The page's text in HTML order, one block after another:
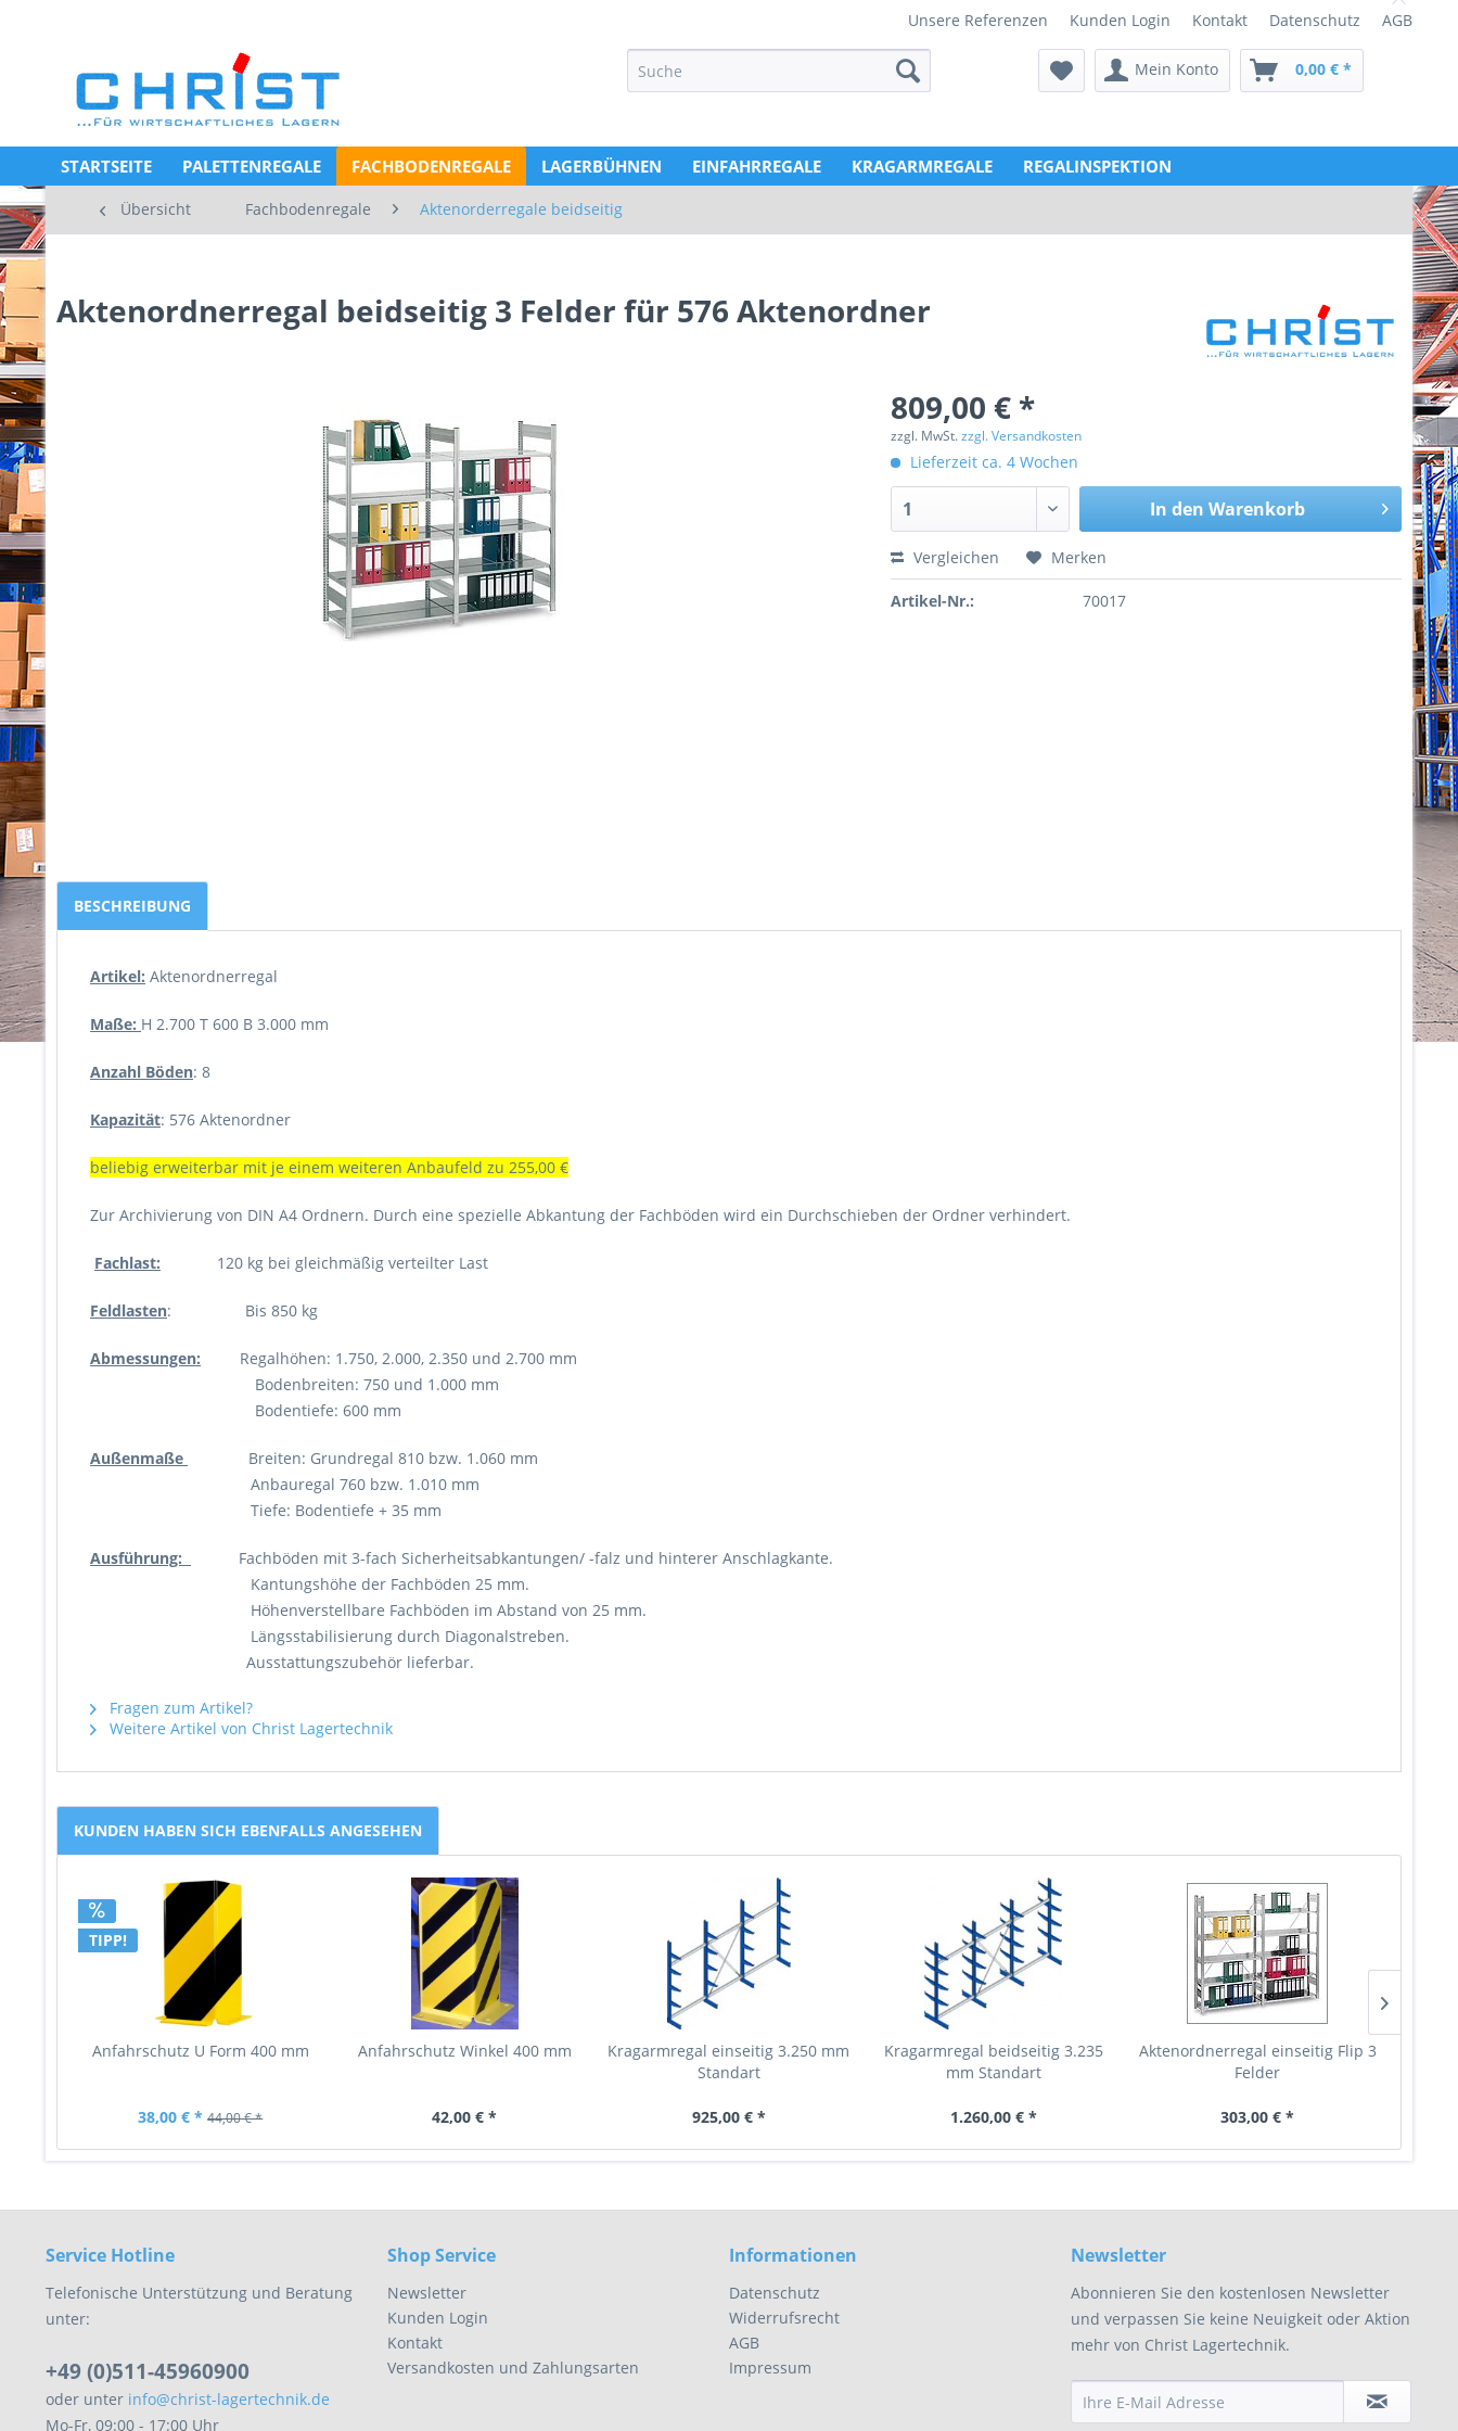
Unsere Referenzen Kunden Login Kontakt Datenschutz AGB
Mein Konto 0,00 € *
STARTSEITE PALETTENREGALE FACHBODENREGALE LAGERBÜHNEN EINFAHRREGALE KRAGARMREGALE REGALINSPEKTION
Übersicht Fachbodenregale Aktenorderregale beidseitig
Aktenordnerregal beidseitig 3 Felder für 576 Aktenordner
809,00 € *
zzgl. MwSt.zzgl. Versandkosten
Lieferzeit ca. 4 Wochen
In den Warenkorb
Vergleichen Merken
Artikel-Nr.: 70017
BESCHREIBUNG
Artikel: Aktenordnerregal
Maße: H 2.700 T 600 B 3.000 mm
Anzahl Böden: 8
Kapazität: 576 Aktenordner
beliebig erweiterbar mit je einem weiteren Anbaufeld zu 255,00 €
Zur Archivierung von DIN A4 Ordnern. Durch eine spezielle Abkantung der Fachböden wird ein Durchschieben der Ordner verhindert.
Fachlast: 120 kg bei gleichmäßig verteilter Last
Feldlasten: Bis 850 kg
Abmessungen: Regalhöhen: 1.750, 2.000, 2.350 und 2.700 mm
Bodenbreiten: 750 und 1.000 mm
Bodentiefe: 600 mm
Außenmaße
Breiten: Grundregal 810 bzw. 1.060 mm
Anbauregal 760 bzw. 1.010 mm
Tiefe: Bodentiefe + 35 mm
Ausführung:
Fachböden mit 3-fach Sicherheitsabkantungen/ -falz und hinterer Anschlagkante.
Kantungshöhe der Fachböden 25 mm.
Höhenverstellbare Fachböden im Abstand von 25 mm.
Längsstabilisierung durch Diagonalstreben.
Ausstattungszubehör lieferbar.
Fragen zum Artikel?
Weitere Artikel von Christ Lagertechnik
KUNDEN HABEN SICH EBENFALLS ANGESEHEN
TIPP!
Anfahrschutz U Form 400 mm
38,00 € * 44,00 € *
Anfahrschutz Winkel 400 mm
42,00 € *
Kragarmregal einseitig 3.250 mm
Standart
925,00 € *
Kragarmregal beidseitig 3.235
mm Standart
1.260,00 € *
Aktenordnerregal einseitig Flip 3
Felder
303,00 € *
Service Hotline
Telefonische Unterstützung und Beratung
unter:
+49 (0)511-45960900
oder unter info@christ-lagertechnik.de
Mo-Fr, 09:00 - 17:00 Uhr
Shop Service
Newsletter
Kunden Login
Kontakt
Versandkosten und Zahlungsarten
Informationen
Datenschutz
Widerrufsrecht
AGB
Impressum
Newsletter
Abonnieren Sie den kostenlosen Newsletter
und verpassen Sie keine Neuigkeit oder Aktion
mehr von Christ Lagertechnik.